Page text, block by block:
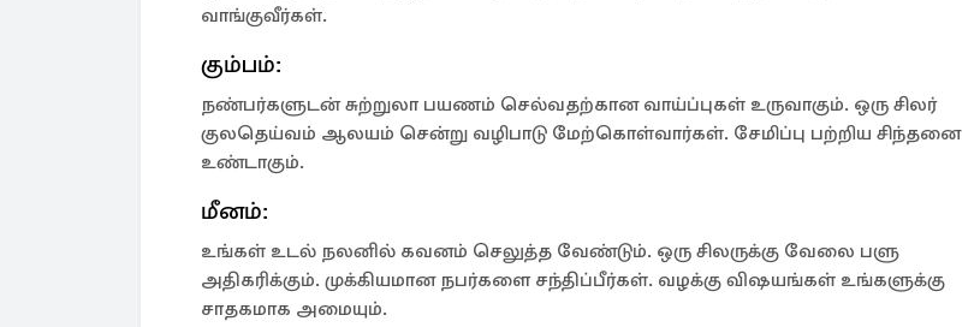
வாங்குவீர்கள்.
கும்பம்:
நண்பர்களுடன் சுற்றுலா பயணம் செல்வதற்கான வாய்ப்புகள் உருவாகும். ஒரு சிலர்
குலதெய்வம் ஆலயம் சென்று வழிபாடு மேற்கொள்வார்கள். சேமிப்பு பற்றிய சிந்தனை
உண்டாகும்.
மீனம்:
உங்கள் உடல் நலனில் கவனம் செலுத்த வேண்டும். ஒரு சிலருக்கு வேலை பளு
அதிகரிக்கும். முக்கியமான நபர்களை சந்திப்பீர்கள். வழக்கு விஷயங்கள் உங்களுக்கு
சாதகமாக அமையும்.